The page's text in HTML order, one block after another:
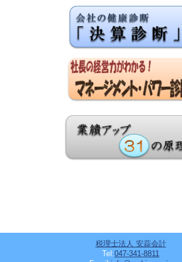
税理士法人 安蒜会計
Tel:047-341-8811